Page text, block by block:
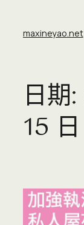
maxineyao.net
日期:
15 日